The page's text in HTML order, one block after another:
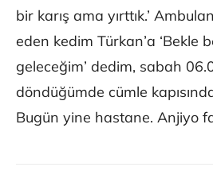
bir karış ama yırttık.’
eden kedim Türkan’a ‘Bekle
geleceğim’ dedim, sabah
döndüğümde cümle
Bugün yine hastane. Anjiyo